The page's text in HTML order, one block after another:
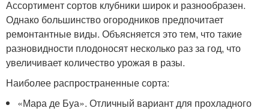
Ассортимент сортов клубники широк и разнообразен.
Однако большинство огородников предпочитает
ремонтантные виды. Объясняется это тем, что такие
разновидности плодоносят несколько раз за год, что
увеличивает количество урожая в разы.
Наиболее распространенные сорта:
«Мара де Буа». Отличный вариант для прохладного